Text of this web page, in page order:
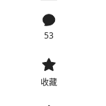
53
收藏